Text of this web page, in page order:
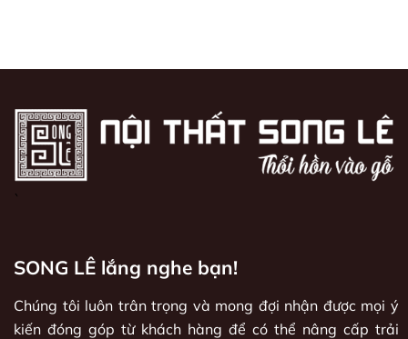
`
SONG LÊ lắng nghe bạn!
Chúng tôi luôn trân trọng và mong đợi nhận được mọi ý
kiến đóng góp từ khách hàng để có thể nâng cấp trải